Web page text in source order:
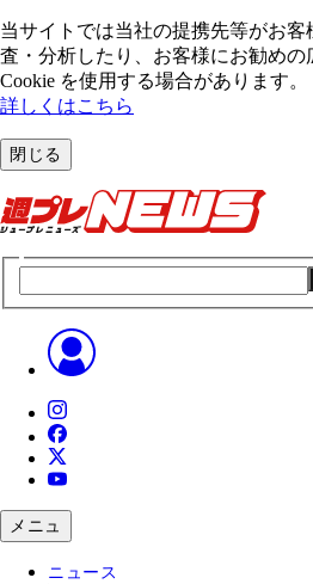
当サイトでは当社の提携先等がお客
査・分析したり、お客様にお勧め
Cookie を使⽤する場合があります。
詳しくはこちら
閉じる
メニュ
ニュース